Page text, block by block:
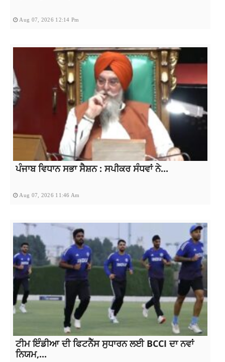
Aug 07, 2026 12:14 Pm
ਪੰਜਾਬ ਵਿਧਾਨ ਸਭਾ ਸੈਸ਼ਨ : ਸਪੀਕਰ ਸੰਧਵਾਂ ਨੇ...
Aug 07, 2026 11:46 Am
ਟੀਮ ਇੰਡੀਆ ਦੀ ਫਿਟਨੈੱਸ ਸੁਧਾਰਨ ਲਈ BCCI ਦਾ ਨਵਾਂ
ਨਿਯਮ,...